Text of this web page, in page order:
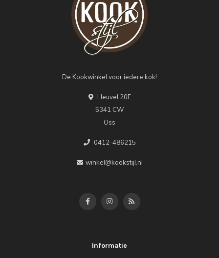
De Kookwinkel voor iedere kok!
Heuvel 20F
5341 CW
Oss
0412-486215
winkel@kookstijl.nl
Informatie